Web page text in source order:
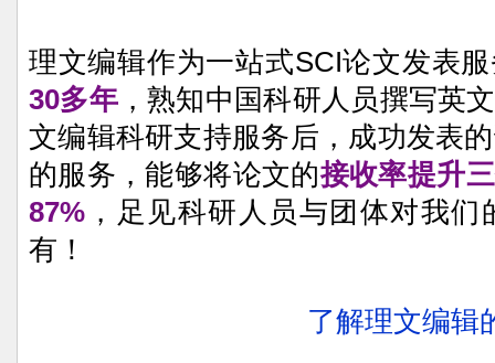
理文编辑作为一站式SCI论文发表
30多年，熟知中国科研人员撰写英
文编辑科研支持服务后，成功发表
的服务，能够将论文的接收率提升
87% ，足见科研人员与团体对我
有！
了解理文编辑